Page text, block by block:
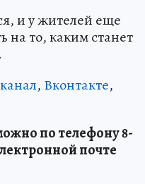
и у жителей еще
на то, каким станет
, Вконтакте,
по телефону 8-
почте